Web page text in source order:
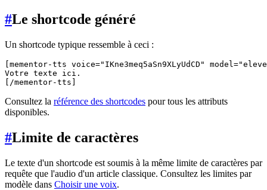
#Le shortcode généré
Un shortcode typique ressemble à ceci :
[mementor-tts voice="IKne3meq5aSn9XLyUdCD"
Votre texte ici.
Consultez la référence des shortcodes pour tous les attributs
disponibles.
#Limite de caractères
Le texte d'un shortcode est soumis à la même limite de caractères par
requête que l'audio d'un article classique. Consultez les limites par
modèle dans Choisir une voix.